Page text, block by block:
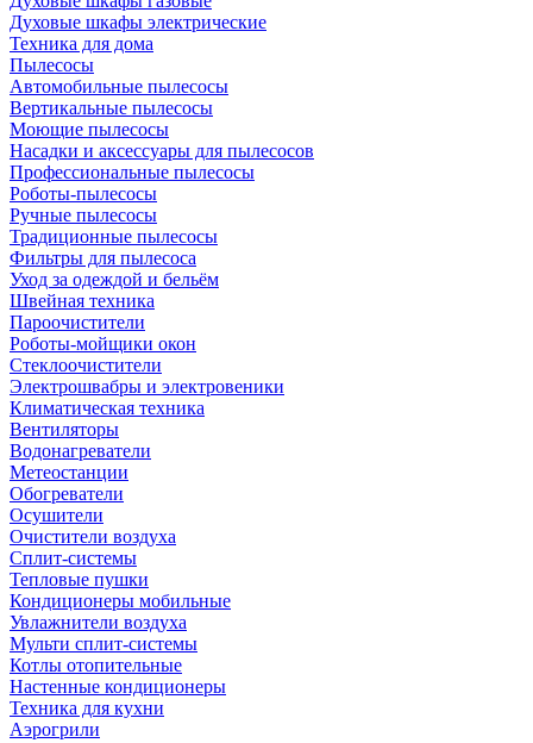
Духовые шкафы электрические
Техника для дома
Пылесосы
Автомобильные пылесосы
Вертикальные пылесосы
Моющие пылесосы
Насадки и аксессуары для пылесосов
Профессиональные пылесосы
Роботы-пылесосы
Ручные пылесосы
Традиционные пылесосы
Фильтры для пылесоса
Уход за одеждой и бельём
Швейная техника
Пароочистители
Роботы-мойщики окон
Стеклоочистители
Электрошвабры и электровеники
Климатическая техника
Вентиляторы
Водонагреватели
Метеостанции
Обогреватели
Осушители
Очистители воздуха
Сплит-системы
Тепловые пушки
Кондиционеры мобильные
Увлажнители воздуха
Мульти сплит-системы
Котлы отопительные
Настенные кондиционеры
Техника для кухни
Аэрогрили